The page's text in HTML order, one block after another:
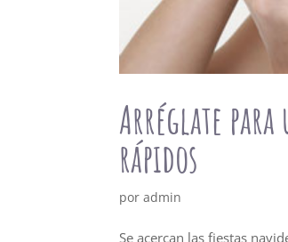
Arréglate para
rápidos
poradmin
Se acercan las fiestas